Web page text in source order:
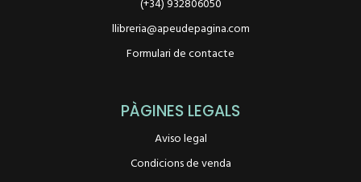
(+34) 932806050
llibreria@apeudepagina.com
Formulari de contacte
PÀGINES LEGALS
Aviso legal
Condicions de venda